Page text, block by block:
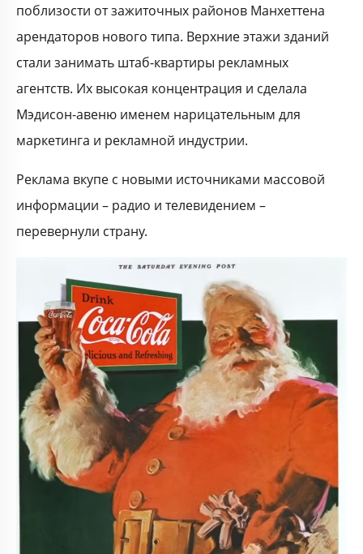
поблизости от зажиточных районов Манхеттена
арендаторов нового типа. Верхние этажи зданий
стали занимать штаб-квартиры рекламных
агентств. Их высокая концентрация и сделала
Мэдисон-авеню именем нарицательным для
маркетинга и рекламной индустрии.
Реклама вкупе с новыми источниками массовой
информации – радио и телевидением –
перевернули страну.